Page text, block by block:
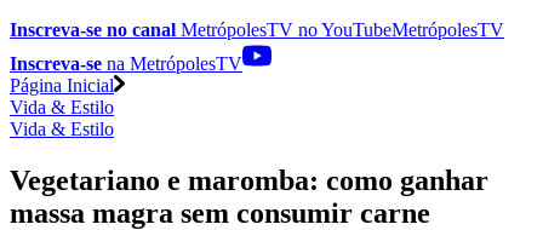
Inscreva-se no canal MetrópolesTV noYouTubeMetrópolesTV
Inscreva-se na MetrópolesTV
Página Inicial
Vida & Estilo
Vida & Estilo
Vegetariano e maromba: como ganhar
massa magra sem consumir carne